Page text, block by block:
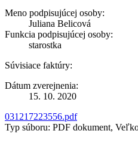
Meno podpisujúcej osoby:
Juliana Belicová
Funkcia podpisujúcej osoby:
starostka
Súvisiace faktúry:
Dátum zverejnenia:
15. 10. 2020
031217223556.pdf
Typ súboru: PDF dokument,